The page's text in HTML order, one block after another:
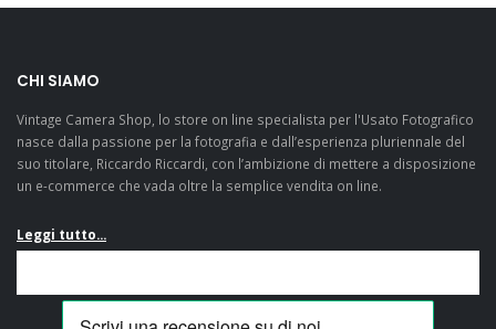
CHI SIAMO
Vintage Camera Shop, lo store on line specialista per l'Usato Fotografico
nasce dalla passione per la fotografia e dall’esperienza pluriennale del
suo titolare, Riccardo Riccardi, con l’ambizione di mettere a disposizione
un e-commerce che vada oltre la semplice vendita on line.
Leggi tutto...